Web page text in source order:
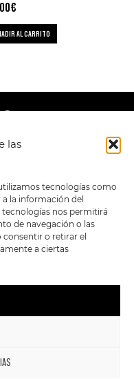
las
tecnologías como
a la información del
nos permitirá
de navegación o las
o retirar el
a ciertas
€
AL CARRITO
ENLACES
ESTILOS
PREVENTAS